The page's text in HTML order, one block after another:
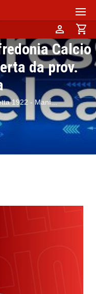
person shopping_cart
Calcio
da prov.
1922 - Manf...